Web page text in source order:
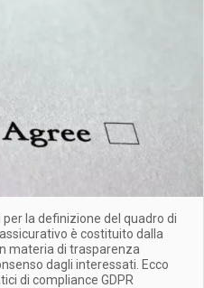
la definizione del quadro di
è costituito dalla
materia di trasparenza
dagli interessati. Ecco
di compliance GDPR